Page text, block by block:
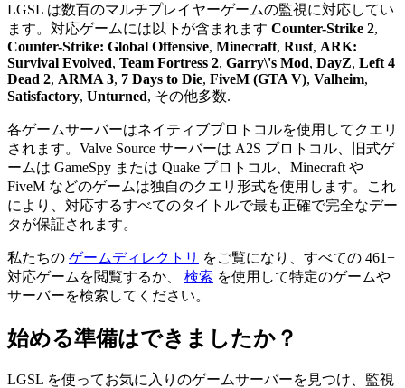
LGSL は数百のマルチプレイヤーゲームの監視に対応してい
ます。対応ゲームには以下が含まれます Counter-Strike 2,
Counter-Strike: Global Offensive, Minecraft, Rust, ARK:
Survival Evolved, Team Fortress 2, Garry\'s Mod, DayZ, Left 4
Dead 2, ARMA 3, 7 Days to Die, FiveM (GTA V), Valheim,
Satisfactory, Unturned, その他多数.
各ゲームサーバーはネイティブプロトコルを使用してクエリ
されます。Valve Source サーバーは A2S プロトコル、旧式ゲ
ームは GameSpy または Quake プロトコル、Minecraft や
FiveM などのゲームは独自のクエリ形式を使用します。これ
により、対応するすべてのタイトルで最も正確で完全なデー
タが保証されます。
私たちの ゲームディレクトリ をご覧になり、すべての 461+
対応ゲームを閲覧するか、
検索 を使用して特定のゲームや
サーバーを検索してください。
始める準備はできましたか？
LGSL を使ってお気に入りのゲームサーバーを見つけ、監視